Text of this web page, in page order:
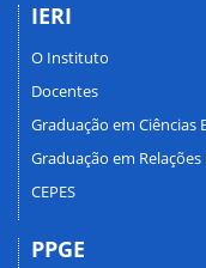
IERI
O Instituto
Docentes
Graduação em Ciências
Graduação em
CEPES
PPGE